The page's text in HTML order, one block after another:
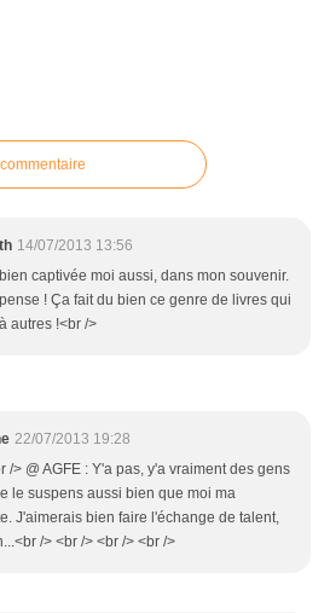
14/07/2013 13:56
captivée moi aussi, dans mon souvenir.
! Ça fait du bien ce genre de livres qui
autres !<br />
22/07/2013 19:28
/> @ AGFE : Y'a pas, y'a vraiment des gens
le suspens aussi bien que moi ma
J'aimerais bien faire l'échange de talent,
/> <br /> <br /> <br />